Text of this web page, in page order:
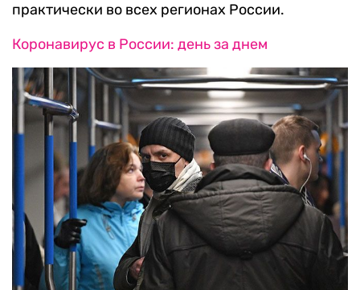
практически во всех регионах России.
Коронавирус в России: день за днем